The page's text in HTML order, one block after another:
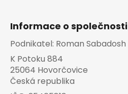
Informace o společnosti
Podnikatel: Roman Sabadosh
K Potoku 884
25064 Hovorčovice
Česká republika